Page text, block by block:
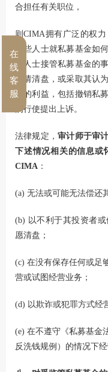
合担任有关职位，
则CIMA拥有广泛的权
某些人士就私募基金如
些人士接管私募基金的
申请清盘，或采取其认
人的利益，包括撤销私
的行使提出上诉。
法律规定，审计师于审
下述情况相关的信息或
CIMA ：
(a) 无法或可能无法偿还
(b) 以不利于其投资者
愿清盘；
(c) 在没有保存任何或足
营或试图经营业务；
(d) 以欺诈或犯罪方式经
(e) 在不遵守《私募基金
反洗钱规例）的情况下
在
线
客
服